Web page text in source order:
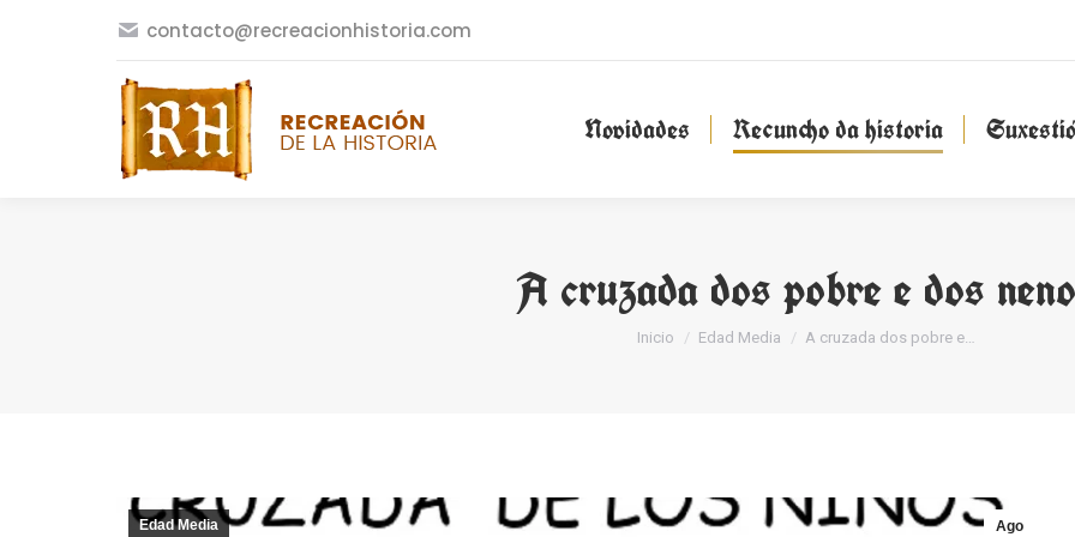
contacto@recreacionhistoria.com
Novidades Recuncho da historia
A cruzada dos pobre e dos
You are here:
Inicio Edad Media A cruzada dos pobre e…
Ago
Edad Media
Novidades Recuncho da historia